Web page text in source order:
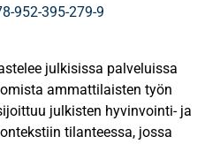
952-395-279-9
julkisissa palveluissa
ammattilaisten työn
julkisten hyvinvointi- ja
tilanteessa, jossa